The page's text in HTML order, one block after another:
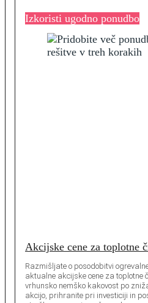
Izkoristi ugodno ponudbo
Akcijske cene za toplotne
Razmišljate o posodobitvi
aktualne akcijske cene za toplotne
vrhunsko nemško kakovost po
akcijo, prihranite pri investiciji in